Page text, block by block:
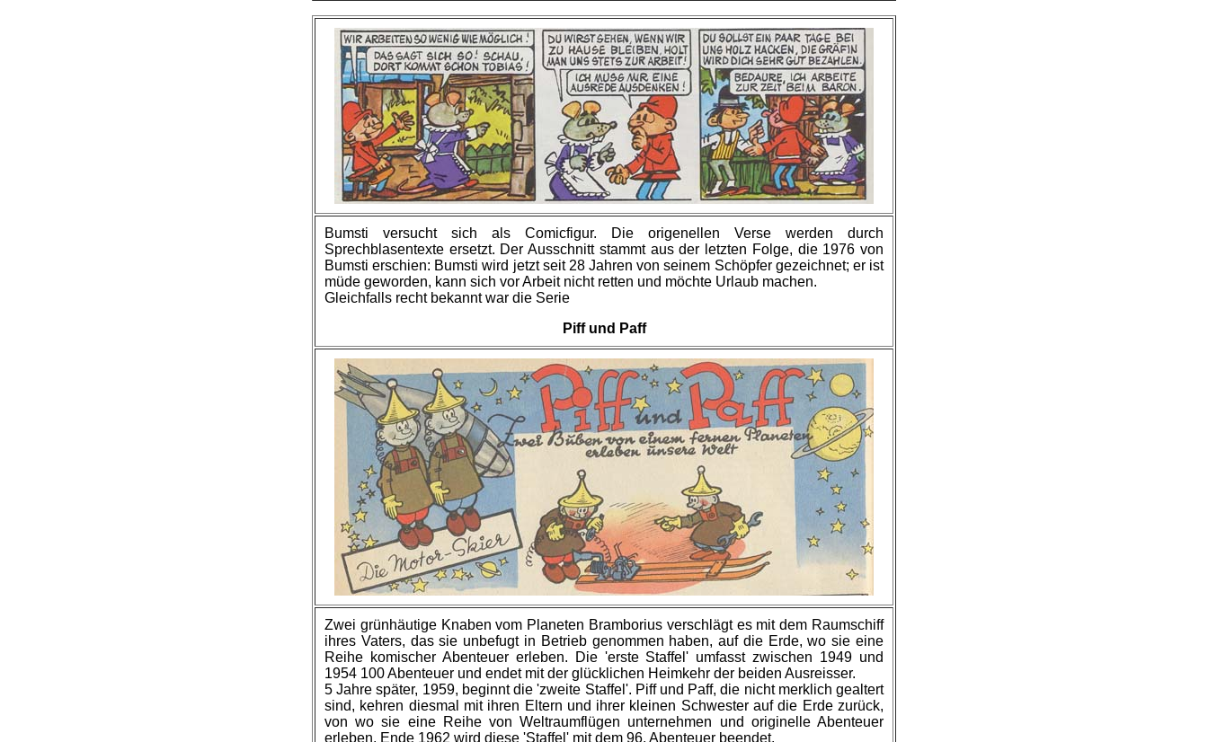
Bumsti versucht sich als Comicfigur. Die origenellen Verse werden durch
Sprechblasentexte ersetzt. Der Ausschnitt stammt aus der letzten Folge, die 1976 von
Bumsti erschien: Bumsti wird jetzt seit 28 Jahren von seinem Schöpfer gezeichnet; er ist
müde geworden, kann sich vor Arbeit nicht retten und möchte Urlaub machen.
Gleichfalls recht bekannt war die Serie
Piff und Paff
Zwei grünhäutige Knaben vom Planeten Bramborius verschlägt es mit dem Raumschiff
ihres Vaters, das sie unbefugt in Betrieb genommen haben, auf die Erde, wo sie eine
Reihe komischer Abenteuer erleben. Die 'erste Staffel' umfasst zwischen 1949 und
1954 100 Abenteuer und endet mit der glücklichen Heimkehr der beiden Ausreisser.
5 Jahre später, 1959, beginnt die 'zweite Staffel'. Piff und Paff, die nicht merklich gealtert
sind, kehren diesmal mit ihren Eltern und ihrer kleinen Schwester auf die Erde zurück,
von wo sie eine Reihe von Weltraumflügen unternehmen und originelle Abenteuer
erleben. Ende 1962 wird diese 'Staffel' mit dem 96. Abenteuer beendet.